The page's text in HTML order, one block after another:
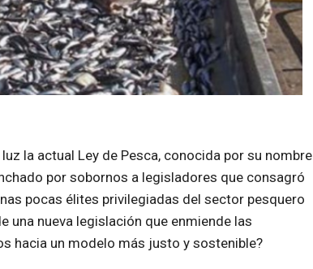
la actual Ley de Pesca, conocida por su nombre
por sobornos a legisladores que consagró
pocas élites privilegiadas del sector pesquero
una nueva legislación que enmiende las
hacia un modelo más justo y sostenible?